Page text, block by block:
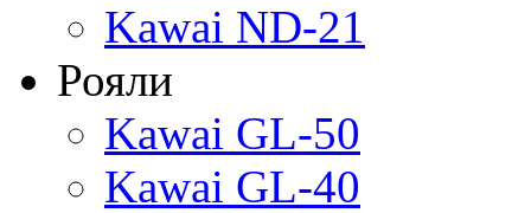
Kawai ND-21
Рояли
Kawai GL-50
Kawai GL-40